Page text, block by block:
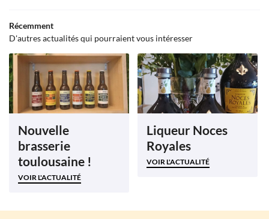
AVIS
CONTACT Restez
Inscription
Récemment
D'autres actualités qui pourraient vous intéresser
Nouvelle
brasserie
toulousaine !
VOIR L'ACTUALITÉ
Liqueur Noces
Royales
VOIR L'ACTUALITÉ